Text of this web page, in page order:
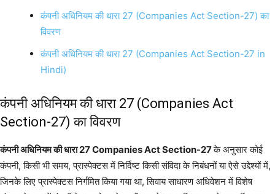
कंपनी अधिनियम की धारा 27 (Companies Act Section-27) का
विवरण
कंपनी अधिनियम की धारा 27 (Companies Act Section-27 in
Hindi)
कंपनी अधिनियम की धारा 27 (Companies Act
Section-27) का विवरण
कंपनी अधिनियम की धारा 27 Companies Act Section-27के अनुसार कोई
कंपनी, किसी भी समय, प्रास्पेक्टस में निर्दिष्ट किसी संविदा के निबंधनों या ऐसे उद्देश्यों में,
जिनके लिए प्रास्पेक्टस निर्गमित किया गया था, सिवाय साधारण अधिवेशन में विशेष